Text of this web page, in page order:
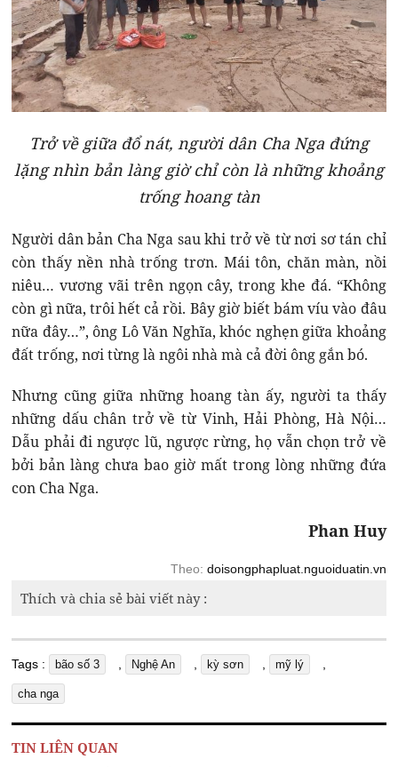
Trở về giữa đổ nát, người dân Cha Nga đứng
lặng nhìn bản làng giờ chỉ còn là những khoảng
trống hoang tàn
Người dân bản Cha Nga sau khi trở về từ nơi sơ tán chỉ
còn thấy nền nhà trống trơn. Mái tôn, chăn màn, nồi
niêu… vương vãi trên ngọn cây, trong khe đá. “Không
còn gì nữa, trôi hết cả rồi. Bây giờ biết bám víu vào đâu
nữa đây…”, ông Lô Văn Nghĩa, khóc nghẹn giữa khoảng
đất trống, nơi từng là ngôi nhà mà cả đời ông gắn bó.
Nhưng cũng giữa những hoang tàn ấy, người ta thấy
những dấu chân trở về từ Vinh, Hải Phòng, Hà Nội…
Dẫu phải đi ngược lũ, ngược rừng, họ vẫn chọn trở về
bởi bản làng chưa bao giờ mất trong lòng những đứa
con Cha Nga.
Phan Huy
Theo: doisongphapluat.nguoiduatin.vn
Thích và chia sẻ bài viết này :
Tags : bão số 3 Nghệ An kỳ sơn mỹ lý
cha nga
TIN LIÊN QUAN